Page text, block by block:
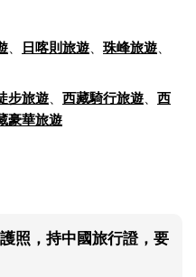
、 日喀則旅遊、 珠峰旅遊、
步旅遊、 西藏騎行旅遊、 西
豪華旅遊
照，持中國旅行證，要